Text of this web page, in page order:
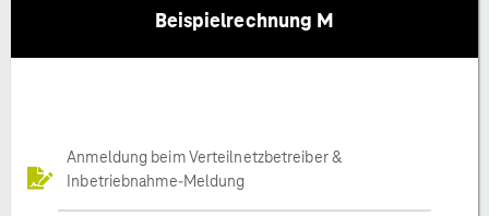
Beispielrechnung M
Anmeldung beim Verteilnetzbetreiber &
Inbetriebnahme-Meldung